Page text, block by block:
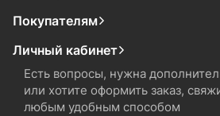
Покупателям
Личный кабинет
Есть вопросы, нужна
или хотите оформить заказ,
любым удобным способом